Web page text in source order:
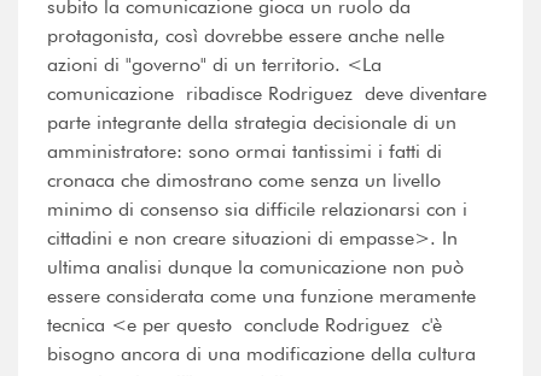
subito la comunicazione gioca un ruolo da
protagonista, così dovrebbe essere anche nelle
azioni di "governo" di un territorio. <La
comunicazione  ribadisce Rodriguez  deve diventare
parte integrante della strategia decisionale di un
amministratore: sono ormai tantissimi i fatti di
cronaca che dimostrano come senza un livello
minimo di consenso sia difficile relazionarsi con i
cittadini e non creare situazioni di empasse>. In
ultima analisi dunque la comunicazione non può
essere considerata come una funzione meramente
tecnica <e per questo  conclude Rodriguez  c'è
bisogno ancora di una modificazione della cultura